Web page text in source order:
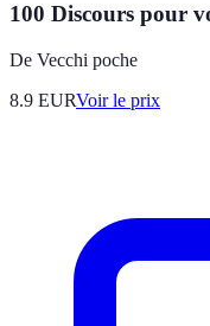
100 Discours pour
De Vecchi poche
8.9 EURVoir le prix